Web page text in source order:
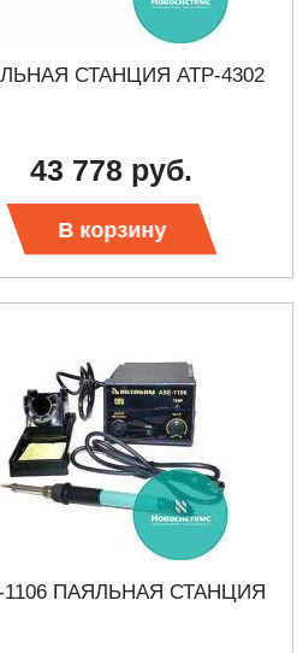
В
СТАНЦИЯ АТР-4302
43 778 руб.
В корзину
1106 ПАЯЛЬНАЯ СТАНЦИЯ